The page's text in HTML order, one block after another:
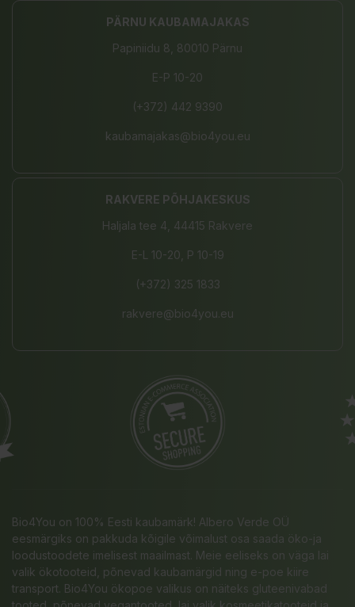
PÄRNU KAUBAMAJAKAS
Papiniidu 8, 80010 Pärnu
E-P 10-20
(+372) 442 9390
kaubamajakas@bio4you.eu
RAKVERE PÕHJAKESKUS
Haljala tee 4, 44415 Rakvere
E-L 10-20, P 10-19
(+372) 325 1833
rakvere@bio4you.eu
Bio4You on 100% Eesti kaubamärk! Albero Verde OÜ
eesmärgiks on pakkuda kõigile võimalust osa saada öko-ja
loodustoodete imelisest maailmast. Meie eeliseks on väga lai
valik ökotooteid, põnevad kaubamärgid ning e-poe kiire
transport. Bio4You ökopoe valikus on näiteks gluteenivabad